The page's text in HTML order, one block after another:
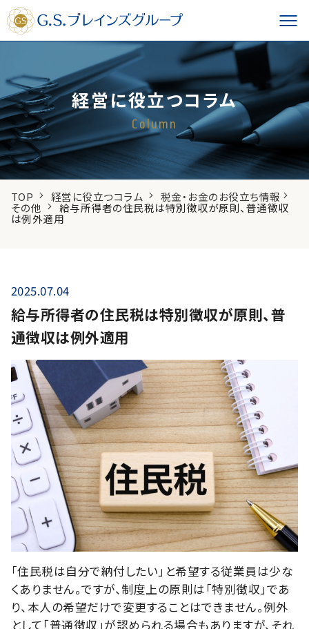
経営に役立つコラム
Column
TOP 経営に役立つコラム 税金・お金のお役立ち情報
その他 給与所得者の住民税は特別徴収が原則、普通徴収
は例外適用
2025.07.04
給与所得者の住民税は特別徴収が原則、普
通徴収は例外適用
「住民税は自分で納付したい」と希望する従業員は少な
くありません。ですが、制度上の原則は「特別徴収」であ
り、本人の希望だけで変更することはできません。例外
として「普通徴収」が認められる場合もありますが、それ